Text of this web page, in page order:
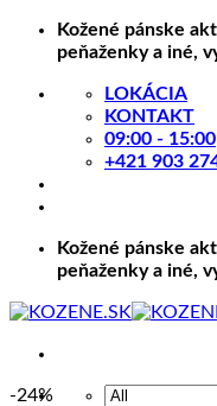
Skip
Kožené pánske
peňaženky a iné,
LOKÁCIA
KONTAKT
09:00 - 15:00
+421 903
Kožené pánske
peňaženky a iné,
-24%